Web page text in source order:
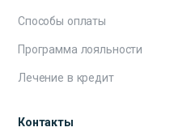
Способы оплаты
Программа лояльности
Лечение в кредит
Контакты